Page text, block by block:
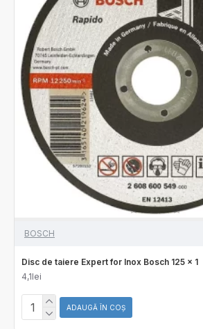
BOSCH
Disc de taiere Expert for Inox Bosch 125 x 1
4,1lei
ADAUGĂ ÎN COŞ